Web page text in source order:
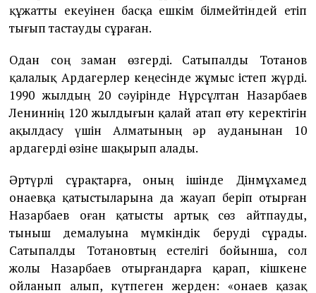
құжатты екеуінен басқа ешкім білмейтіндей етіп
тығып тастауды сұраған.
Одан соң заман өзгерді. Сатыпалды Тотанов
қалалық Ардагерлер кеңесінде жұмыс істеп жүрді.
1990 жылдың 20 сәуірінде Нұрсұлтан Назарбаев
Лениннің 120 жылдығын қалай атап өту керектігін
ақылдасу үшін Алматының әр ауданынан 10
ардагерді өзіне шақырып алады.
Әртүрлі сұрақтарға, оның ішінде Дінмұхамед
Қонаевқа қатыстыларына да жауап беріп отырған
Назарбаев оған қатысты артық сөз айтпауды,
тыныш демалуына мүмкіндік беруді сұрады.
Сатыпалды Тотановтың естелігі бойынша, сол
жолы Назарбаев отырғандарға қарап, кішкене
ойланып алып, күтпеген жерден: «Қонаев қазақ